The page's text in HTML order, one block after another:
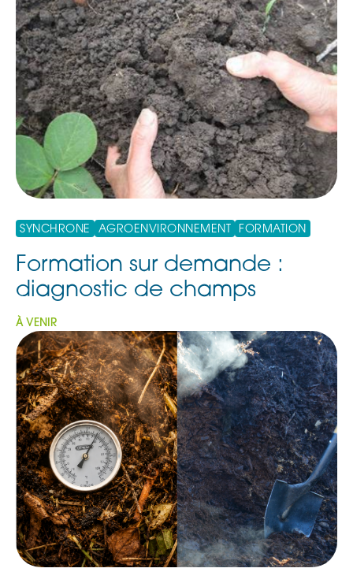
2024-04-25 Présentation et discussion «
Contrôle mécanique des mauvaises
herbes » *
Prix:
Suivant
SYNCHRONE AGROENVIRONNEMENT FORMATION
Formation sur demande :
diagnostic de champs
À VENIR